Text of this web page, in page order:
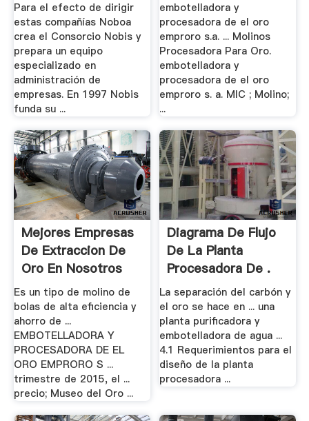
Para el efecto de dirigir
estas compañías Noboa
crea el Consorcio Nobis y
prepara un equipo
especializado en
administración de
empresas. En 1997 Nobis
funda su ...
embotelladora y
procesadora de el oro
emproro s.a. ... Molinos
Procesadora Para Oro.
embotelladora y
procesadora de el oro
emproro s. a. MIC ; Molino;
...
Mejores Empresas
De Extraccion De
Oro En Nosotros
Es un tipo de molino de
bolas de alta eficiencia y
ahorro de ...
EMBOTELLADORA Y
PROCESADORA DE EL
ORO EMPRORO S ...
trimestre de 2015, el ...
precio; Museo del Oro ...
Diagrama De Flujo
De La Planta
Procesadora De .
La separación del carbón y
el oro se hace en ... una
planta purificadora y
embotelladora de agua ...
4.1 Requerimientos para el
diseño de la planta
procesadora ...